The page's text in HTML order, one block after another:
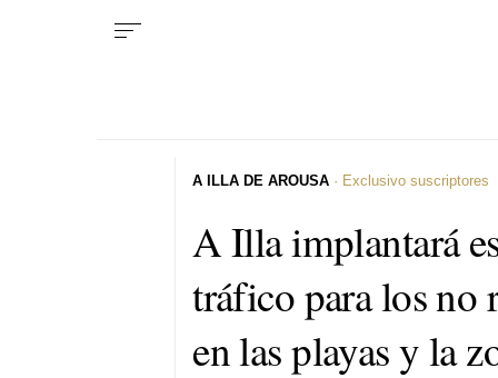
A Illa implantará
tráfico para los no
en las playas y la
A ILLA DE AROUSA · Exclusivo suscriptores